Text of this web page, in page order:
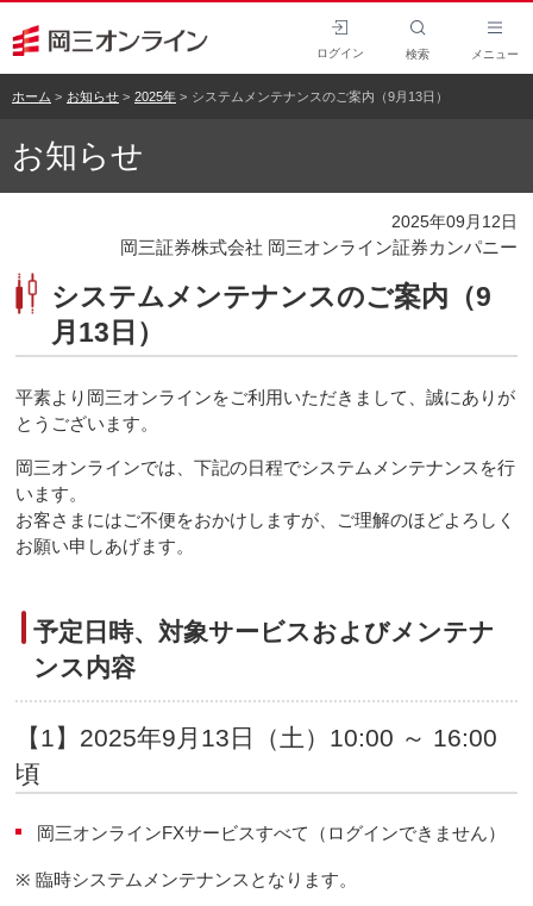
ログイン 検索 メニュー
ホーム お知らせ 2025年 システムメンテナンスのご案内（9月13日）
お知らせ
2025年09月12日
岡三証券株式会社 岡三オンライン証券カンパニー
システムメンテナンスのご案内（9
月13日）
平素より岡三オンラインをご利用いただきまして、誠にありが
とうございます。
岡三オンラインでは、下記の日程でシステムメンテナンスを行
います。
お客さまにはご不便をおかけしますが、ご理解のほどよろしく
お願い申しあげます。
予定日時、対象サービスおよびメンテナ
ンス内容
【1】2025年9月13日（土）10:00 ～ 16:00
頃
岡三オンラインFXサービスすべて（ログインできません）
※ 臨時システムメンテナンスとなります。